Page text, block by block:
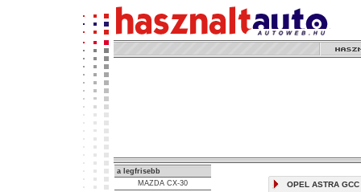
a legfrisebb
MAZDA CX-30
OPEL ASTRA